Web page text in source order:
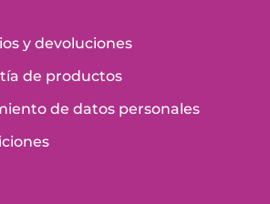
y devoluciones
de productos
de datos personales